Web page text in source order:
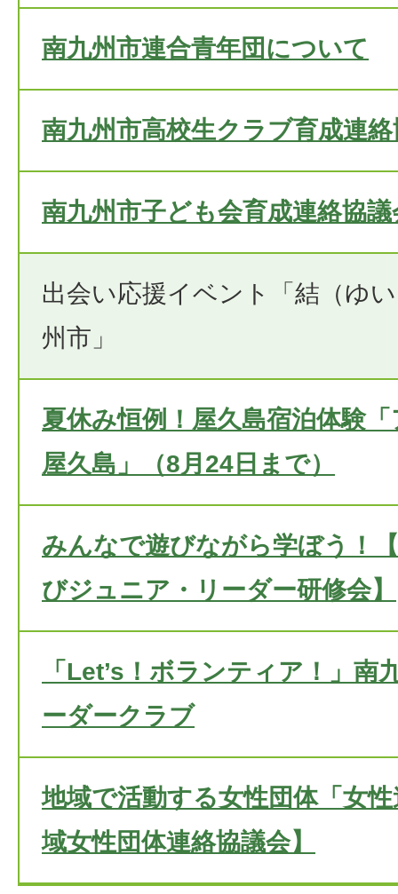
南九州市連合青年団について
南九州市高校生クラブ育成連
南九州市子ども会育成連絡協
出会い応援イベント「結（ゆ
州市」
夏休み恒例！屋久島宿泊体験
屋久島」（8月24日まで）
みんなで遊びながら学ぼう！
びジュニア・リーダー研修会】
「Let’s！ボランティア！」南
ーダークラブ
地域で活動する女性団体「女
域女性団体連絡協議会】